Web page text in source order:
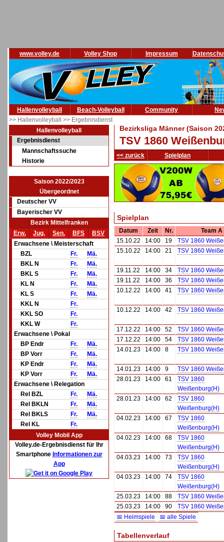
www.volley.de Volley Shop Impressum
Hallenvolleyball Beach-Volleyball Community
>> Hallenvolleyball >> Ergebnisdienst
Hallenvolleyball
Ergebnisdienst
Mannschaftssuche
Historie
Saison 2022/2023
Übergeordnet
Deutscher VV
Bayerischer VV
Bezirk Mittelfranken
Erw.
Jug. Sen. BFS
BSV
Erwachsene \ Meisterschaft
BZL
Fr.
Mä.
BKL N
Fr.
Mä.
BKL S
Fr.
Mä.
KL N
Fr.
Mä.
KL S
Fr.
Mä.
KKL N
Fr.
KKL SO
Fr.
KKL W
Fr.
Erwachsene \ Pokal
BP Endr
Fr.
Mä.
BP Vorr
Fr.
Mä.
KP Endr
Fr.
Mä.
KP Vorr
Fr.
Mä.
Erwachsene \ Relegation
Rel BZL
Fr.
Mä.
Rel BKLN
Fr.
Mä.
Rel BKLS
Fr.
Mä.
Rel KL
Fr.
Volley Mobil App
Volley.de-Ergebnisdienst für Ihr
Smartphone Informationen zur
App
Bezirksliga Männer (Saison
TSV 1860
<< zurück Spielplan
Spielplan
Datum Zeit Nr.
Team A
15.10.22
14:00 19
TSV 1860
15.10.22
14:00 21 TSV 1860
19.11.22 14:00 34
TSV 1860
19.11.22
14:00 36
TSV 1860
10.12.22
14:00 41 TSV 1860
10.12.22 14:00 42 TSV 1860
17.12.22 14:00 52
TSV 1860
17.12.22
14:00 54
TSV 1860
14.01.23
14:00 8 TSV 1860
14.01.23 14:00 9
TSV 1860
28.01.23
14:00 61
TSV 1860
Weißenburg(H)
28.01.23
14:00 62
TSV 1860
Weißenburg(H)
04.02.23
14:00 67
TSV 1860
Weißenburg(H)
04.02.23
14:00 68
TSV 1860
Weißenburg(H)
04.03.23
14:00 73
TSV 1860
Weißenburg(H)
04.03.23
14:00 74
TSV 1860
Weißenburg(H)
25.03.23
14:00 88
TSV 1860
25.03.23
14:00 90
TSV 1860
📅 Heimspiele
📅 alle Spiele
Tabellenverlauf